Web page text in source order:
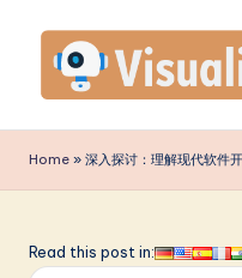
content
is
u
Home » 深入探讨：理解现代软件
Read this post in: